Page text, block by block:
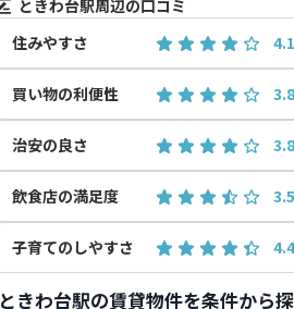
ときわ台駅周辺の口コミ
住みやすさ
買い物の利便性
治安の良さ
飲食店の満足度 3.5
子育てのしやすさ 4.4
ときわ台駅の賃貸物件を条件から